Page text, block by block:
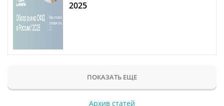
2025
ПОКАЗАТЬ ЕЩЕ
Архив статей